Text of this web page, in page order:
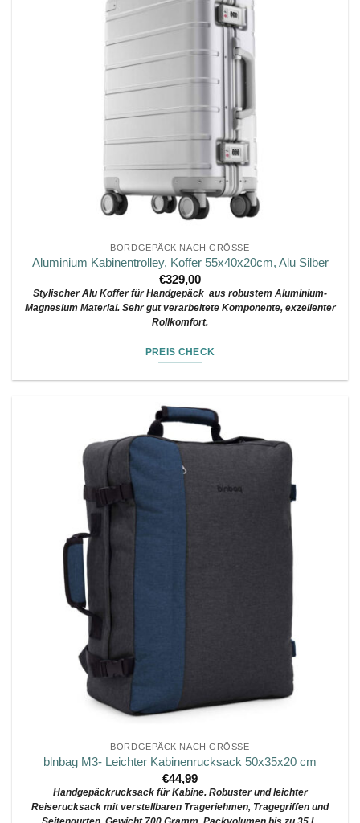
BORDGEPÄCK NACH GRÖSSE
Aluminium Kabinentrolley, Koffer 55x40x20cm, Alu Silber
€329,00
Stylischer Alu Koffer für Handgepäck aus robustem Aluminium-
Magnesium Material. Sehr gut verarbeitete Komponente, exzellenter
Rollkomfort.
PREIS CHECK
BORDGEPÄCK NACH GRÖSSE
blnbag M3- Leichter Kabinenrucksack 50x35x20 cm
€44,99
Handgepäckrucksack für Kabine. Robuster und leichter
Reiserucksack mit verstellbaren Trageriehmen, Tragegriffen und